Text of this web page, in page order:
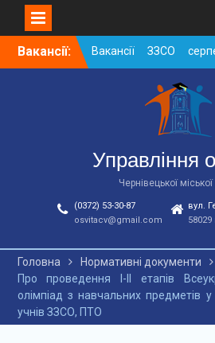
SkipВакансії:
Вакансії ЗЗСО
2026
Вакансії ЗЗСО
Вакансії у ЗДО
дошкільних
ЗЗСО станом
01.08.2026 р.
Управління
Чернівецької
(0372) 53-30-87
osvitacv@gmail.com
вул.
58029
Головна Нормативні документи
Про проведення І-ІІ етапів
олімпіад з навчальних предметів
учнів ЗЗСО, ПТО